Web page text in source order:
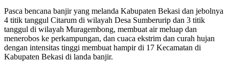
Pasca bencana banjir yang melanda Kabupaten Bekasi dan jebolnya
4 titik tanggul Citarum di wilayah Desa Sumberurip dan 3 titik
tanggul di wilayah Muragembong, membuat air meluap dan
menerobos ke perkampungan, dan cuaca ekstrim dan curah hujan
dengan intensitas tinggi membuat hampir di 17 Kecamatan di
Kabupaten Bekasi di landa banjir.